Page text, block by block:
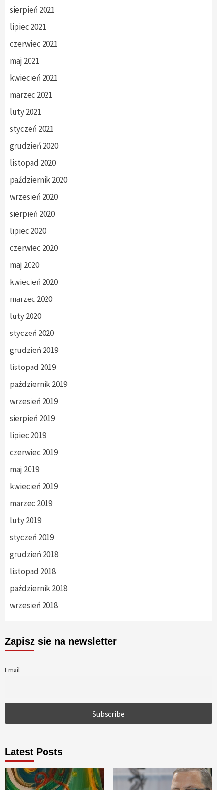
sierpień 2021
lipiec 2021
czerwiec 2021
maj 2021
kwiecień 2021
marzec 2021
luty 2021
styczeń 2021
grudzień 2020
listopad 2020
październik 2020
wrzesień 2020
sierpień 2020
lipiec 2020
czerwiec 2020
maj 2020
kwiecień 2020
marzec 2020
luty 2020
styczeń 2020
grudzień 2019
listopad 2019
październik 2019
wrzesień 2019
sierpień 2019
lipiec 2019
czerwiec 2019
maj 2019
kwiecień 2019
marzec 2019
luty 2019
styczeń 2019
grudzień 2018
listopad 2018
październik 2018
wrzesień 2018
Zapisz sie na newsletter
Email
Latest Posts